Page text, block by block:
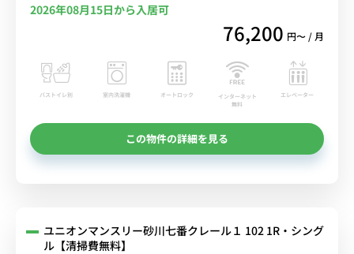
2026年08月15日から入居可
76,200 円〜 / 月
バストイレ別 室内洗濯機 オートロック
インターネット
無料
エレベーター
この物件の詳細を見る
ユニオンマンスリー砂川七番クレール１ 102 1R・シング
ル【清掃費無料】